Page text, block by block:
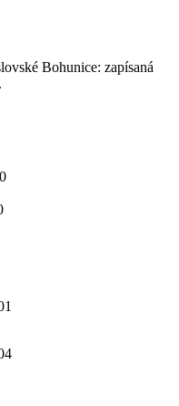
Bohunice: zapísaná